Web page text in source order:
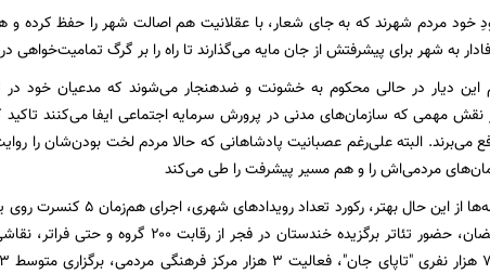
خود مردم شهرند که به جای شعار، با عقلانیت هم اصالت شهر را حفظ کرده و
به شهر برای پیشرفتش از جان مایه می‌گذارند تا راه را بر گرگ
دیار در حالی محکوم به خشونت و ضدهنجار می‌شوند که مدعیان خود در
نقش مهمی که سازمان‌های مدنی در پرورش سرمایه اجتماعی ایفا می‌کنند تاکید
می‌برند. البته علی‌رغم عصبانیت پادشاهانی که حالا مردم لخت بودن‌شان را
مردمی‌اش را و هم مسیر پیشرفت را طی می‌کند
نوروز و رمضان، حضور تئاتر برگزیده